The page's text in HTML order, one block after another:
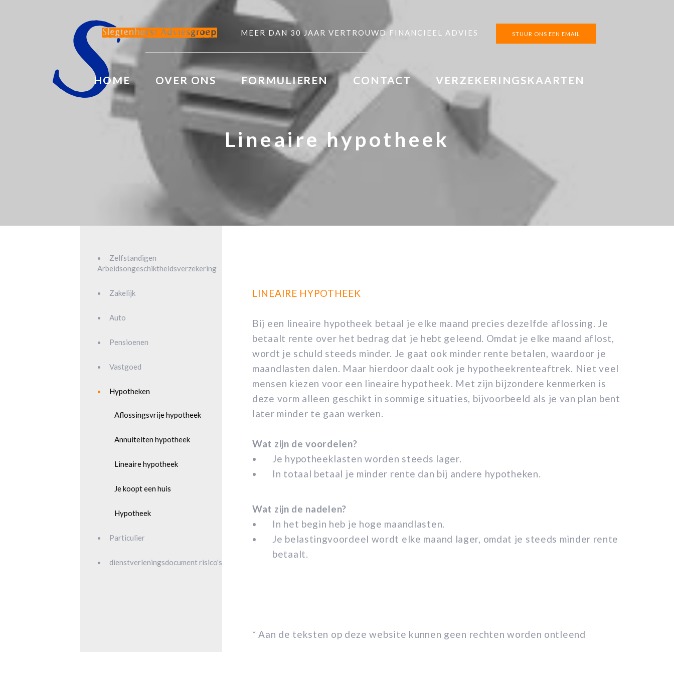
MEER DAN 30 JAAR VERTROUWD FINANCIEEL ADVIES STUUR ONS EEN EMAIL
HOME OVER ONS FORMULIEREN CONTACT VERZEKERINGSKAARTEN
Lineaire hypotheek
Zelfstandigen
Arbeidsongeschiktheidsverzekering
Zakelijk
Auto
Pensioenen
Vastgoed
Hypotheken
Aflossingsvrije hypotheek
Annuiteiten hypotheek
Lineaire hypotheek
Je koopt een huis
Hypotheek
Particulier
dienstverleningsdocument risico's
LINEAIRE HYPOTHEEK
Bij een lineaire hypotheek betaal je elke maand precies dezelfde aflossing. Je
betaalt rente over het bedrag dat je hebt geleend. Omdat je elke maand aflost,
wordt je schuld steeds minder. Je gaat ook minder rente betalen, waardoor je
maandlasten dalen. Maar hierdoor daalt ook je hypotheekrenteaftrek. Niet veel
mensen kiezen voor een lineaire hypotheek. Met zijn bijzondere kenmerken is
deze vorm alleen geschikt in sommige situaties, bijvoorbeeld als je van plan bent
later minder te gaan werken.
Wat zijn de voordelen?
Je hypotheeklasten worden steeds lager.
In totaal betaal je minder rente dan bij andere hypotheken.
Wat zijn de nadelen?
In het begin heb je hoge maandlasten.
Je belastingvoordeel wordt elke maand lager, omdat je steeds minder rente
betaalt.
* Aan de teksten op deze website kunnen geen rechten worden ontleend